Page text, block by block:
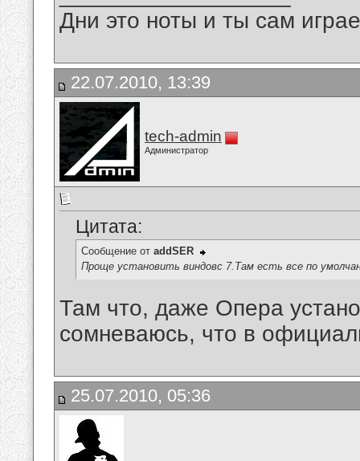
Дни это ноты и ты сам
22.07.2010, 13:39
tech-admin
Администратор
Цитата:
Сообщение от addSER
Проще установить виндовс 7.Там есть все по
Там что, даже Опера
сомневаюсь, что в
25.07.2010, 05:36